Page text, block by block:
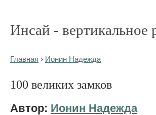
Инсай - вертикальное
Главная › Ионин Надежда
100 великих замков
Автор: Ионин Надежда